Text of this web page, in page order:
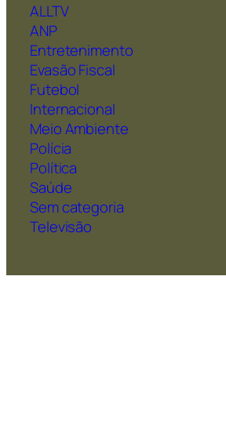
ALLTV
ANP
Entretenimento
Evasão Fiscal
Futebol
Internacional
Meio Ambiente
Polícia
Política
Saúde
Sem categoria
Televisão